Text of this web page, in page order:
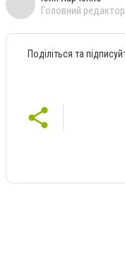
Головний редактор
Поділіться та